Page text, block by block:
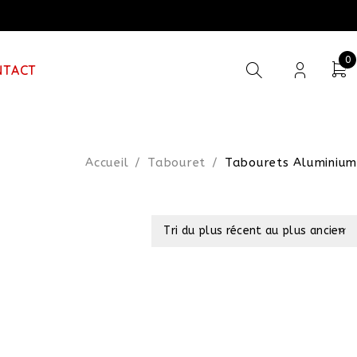
0
Accueil / Tabouret / Tabourets Aluminium
Tri du plus récent au plus ancien